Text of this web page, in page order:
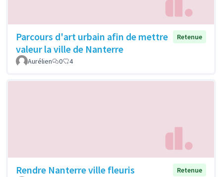
Parcours d'art urbain afin de mettre
valeur la ville de Nanterre
Retenue
Aurélien 0 4
Rendre Nanterre ville fleuris
Retenue